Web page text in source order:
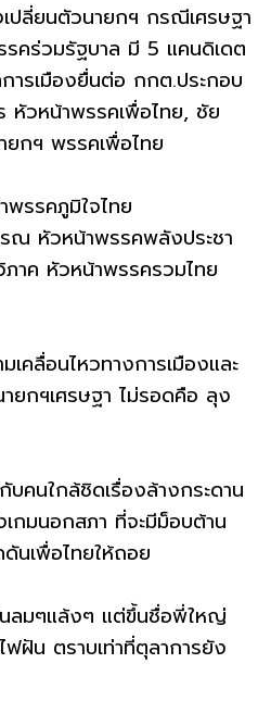
ปลี่ยนตัวนายกฯ กรณีเศรษฐา
คร่วมรัฐบาล มี 5 แคนดิเดต
ารเมืองยื่นต่อ กกต.ประกอบ
วหน้าพรรคเพื่อไทย, ชัย
กฯ พรรคเพื่อไทย
รรคภูมิใจไทย
ณ หัวหน้าพรรคพลังประชา
าค หัวหน้าพรรครวมไทย
คลื่อนไหวทางการเมืองและ
ยกฯเศรษฐา ไม่รอดคือ ลุง
คนใกล้ชิดเรื่องล้างกระดาน
กมนอกสภา ที่จะมีม็อบต้าน
เพื่อไทยให้ถอย
ลมๆแล้งๆ แต่ขึ้นชื่อพี่ใหญ่
ฝัน ตราบเท่าที่ตุลาการยัง